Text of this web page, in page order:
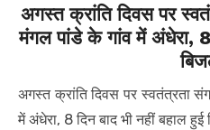
अगस्त क्रांति दिवस पर
मंगल पांडे के गांव में अंधेरा, 8
अगस्त क्रांति दिवस पर स्वतंत्रता
में अंधेरा, 8 दिन बाद भी नहीं बहाल हुई